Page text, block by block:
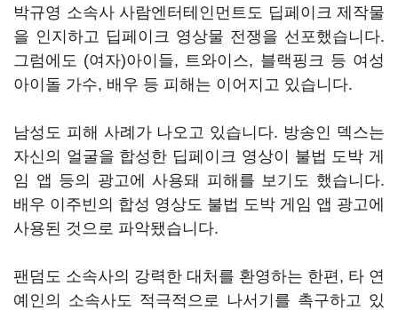
박규영 소속사 사람엔터테인먼트도 딥페이크 제작물
을 인지하고 딥페이크 영상물 전쟁을 선포했습니다.
그럼에도 (여자)아이들, 트와이스, 블랙핑크 등 여성
아이돌 가수, 배우 등 피해는 이어지고 있습니다.
남성도 피해 사례가 나오고 있습니다. 방송인 덱스는
자신의 얼굴을 합성한 딥페이크 영상이 불법 도박 게
임 앱 등의 광고에 사용돼 피해를 보기도 했습니다.
배우 이주빈의 합성 영상도 불법 도박 게임 앱 광고에
사용된 것으로 파악됐습니다.
팬덤도 소속사의 강력한 대처를 환영하는 한편, 타 연
예인의 소속사도 적극적으로 나서기를 촉구하고 있